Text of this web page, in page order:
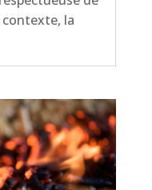
contexte, la